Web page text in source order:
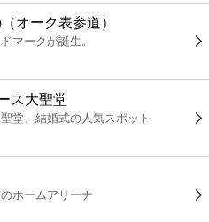
オーク表参道）
マークが誕生。
ス大聖堂
堂、結婚式の人気スポット
ホームアリーナ